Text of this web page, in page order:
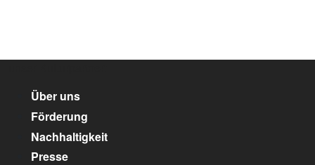
Über uns
Förderung
Nachhaltigkeit
Presse